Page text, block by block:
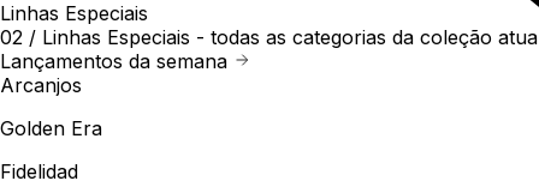
Linhas Especiais
02 / Linhas Especiais - todas as categorias da coleção
Lançamentos da semana
Arcanjos
Golden Era
Fidelidad